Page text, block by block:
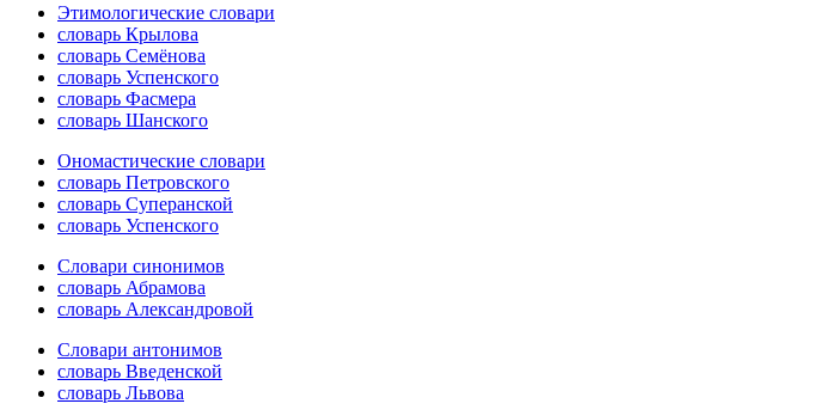
Этимологические словари
словарь Крылова
словарь Семёнова
словарь Успенского
словарь Фасмера
словарь Шанского
Ономастические словари
словарь Петровского
словарь Суперанской
словарь Успенского
Словари синонимов
словарь Абрамова
словарь Александровой
Словари антонимов
словарь Введенской
словарь Львова